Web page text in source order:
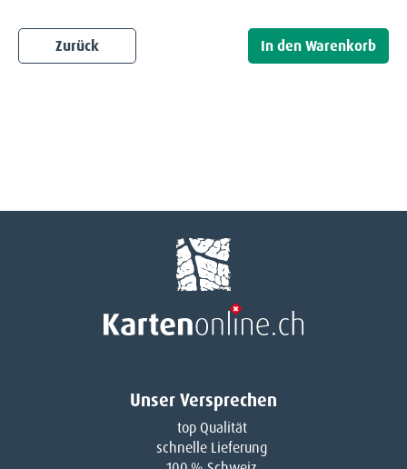
Zurück
Unser Versprechen
top Qualität
schnelle Lieferung